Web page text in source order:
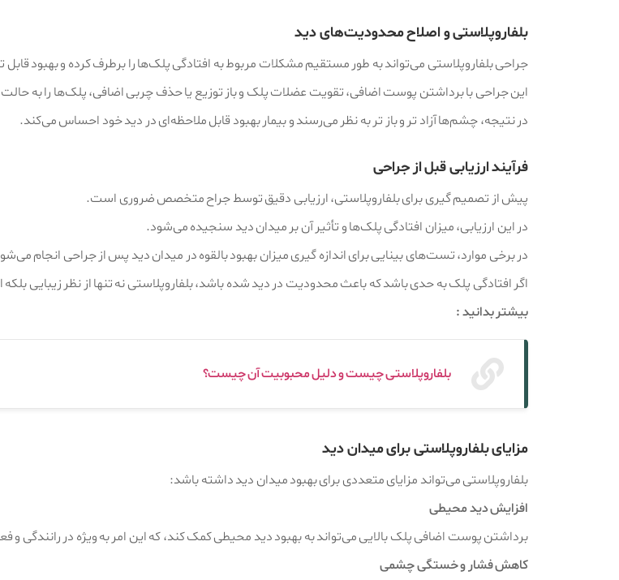
بلفاروپلاستی و اصلاح محدودیت‌های دید
جراحی بلفاروپلاستی می‌تواند به طور مستقیم مشکلات مربوط به افتادگی پلک‌ها را برطرف کرده و بهبود قابل
این جراحی با برداشتن پوست اضافی، تقویت عضلات پلک و باز توزیع یا حذف چربی اضافی، پلک‌ها را به حالت
در نتیجه، چشم‌ها آزاد تر و باز تر به نظر می‌رسند و بیمار بهبود قابل ملاحظه‌ای در دید خود احساس می‌کند.
فرآیند ارزیابی قبل از جراحی
پیش از تصمیم‌ گیری برای بلفاروپلاستی، ارزیابی دقیق توسط جراح متخصص ضروری است.
در این ارزیابی، میزان افتادگی پلک‌ها و تأثیر آن بر میدان دید سنجیده می‌شود.
در برخی موارد، تست‌های بینایی برای اندازه‌ گیری میزان بهبود بالقوه در میدان دید پس از جراحی انجام
اگر افتادگی پلک به حدی باشد که باعث محدودیت در دید شده باشد، بلفاروپلاستی نه تنها از نظر زیبایی
بیشتر بدانید :
بلفاروپلاستی چیست و دلیل محبوبیت آن چیست؟
مزایای بلفاروپلاستی برای میدان دید
بلفاروپلاستی می‌تواند مزایای متعددی برای بهبود میدان دید داشته باشد:
افزایش دید محیطی
برداشتن پوست اضافی پلک بالایی می‌تواند به بهبود دید محیطی کمک کند، که این امر به ویژه در رانندگی و
کاهش فشار و خستگی چشمی